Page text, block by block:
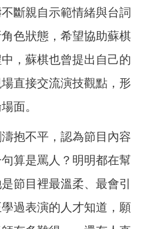
斷親自示範情緒與台詞
色狀態，希望協助蘇棋
，蘇棋也曾提出自己的
直接交流演技觀點，形
面。
抱不平，認為節目內容
算是罵人？明明都在幫
節目裡最溫柔、最會引
過表演的人才知道，願